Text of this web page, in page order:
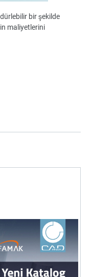
bir şekilde
maliyetlerini